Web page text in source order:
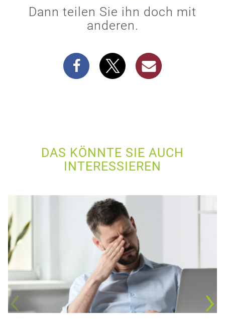
Dann teilen Sie ihn doch mit
anderen.
DAS KÖNNTE SIE AUCH
INTERESSIEREN